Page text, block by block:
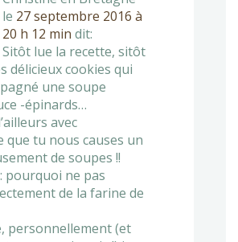
le 27 septembre 2016 à
20 h 12 min dit:
Sitôt lue la recette, sitôt
délicieux cookies qui
une soupe
-épinards…
avec
que tu nous causes un
de soupes !!
pourquoi ne pas
de la farine de
personnellement (et